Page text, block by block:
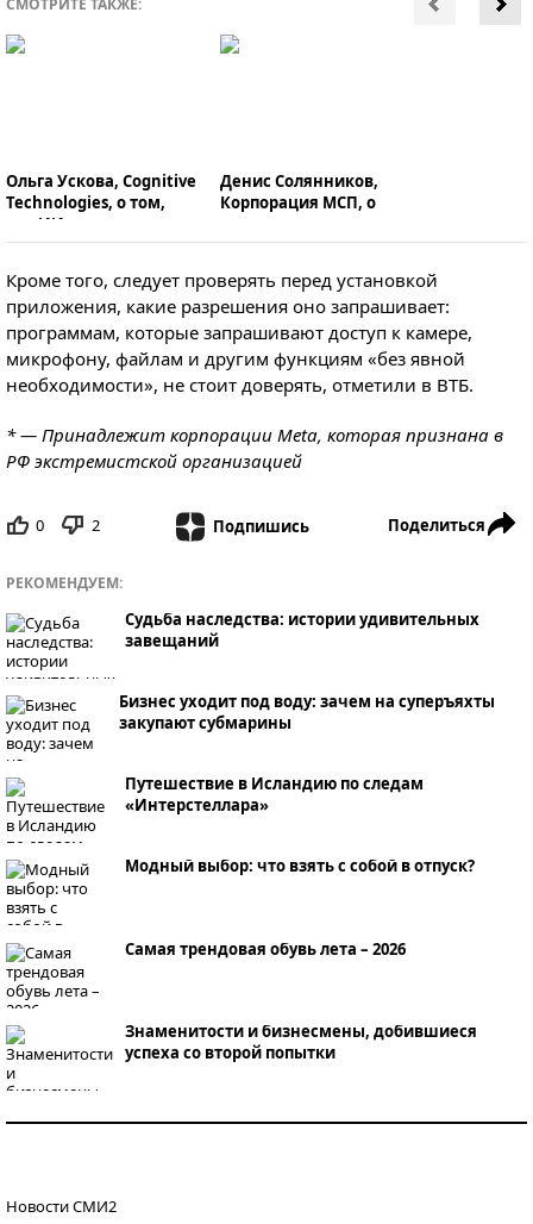
СМОТРИТЕ ТАКЖЕ:
Ольга Ускова, Cognitive
Technologies, о том,
как ИИ изменил мир
Денис Солянников,
Корпорация МСП, о
малого и среднего
Кроме того, следует проверять перед установкой
приложения, какие разрешения оно запрашивает:
программам, которые запрашивают доступ к камере,
микрофону, файлам и другим функциям «без явной
необходимости», не стоит доверять, отметили в ВТБ.
* — Принадлежит корпорации Meta, которая признана в
РФ экстремистской организацией
0 2 Подпишись Поделиться
РЕКОМЕНДУЕМ:
Судьба наследства: истории удивительных
завещаний
Бизнес уходит под воду: зачем на суперъяхты
закупают субмарины
Путешествие в Исландию по следам
«Интерстеллара»
Модный выбор: что взять с собой в отпуск?
Самая трендовая обувь лета – 2026
Знаменитости и бизнесмены, добившиеся
успеха со второй попытки
Новости СМИ2